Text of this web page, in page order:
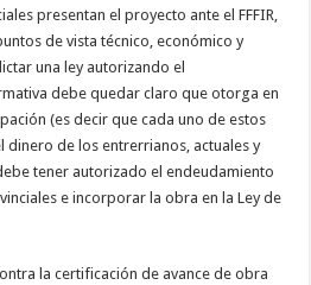
presentan el proyecto ante el FFFIR,
de vista técnico, económico y
una ley autorizando el
debe quedar claro que otorga en
(es decir que cada uno de estos
de los entrerrianos, actuales y
tener autorizado el endeudamiento
e incorporar la obra en la Ley de
la certificación de avance de obra